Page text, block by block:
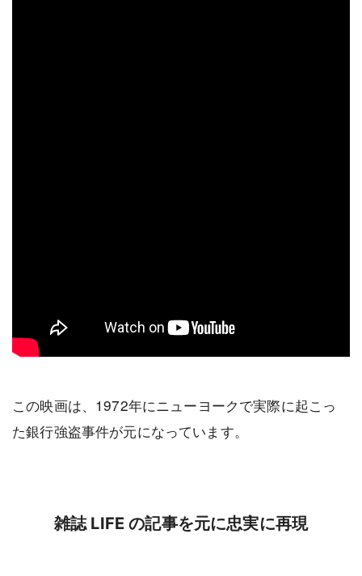
この映画は、1972年にニューヨークで実際に起こっ
た銀行強盗事件が元になっています。
雑誌 LIFE の記事を元に忠実に再現